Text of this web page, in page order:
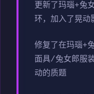
更新了玛瑙+兔
环，加入了晃动
修复了在玛瑙+
面具/兔女郎服
动的质题